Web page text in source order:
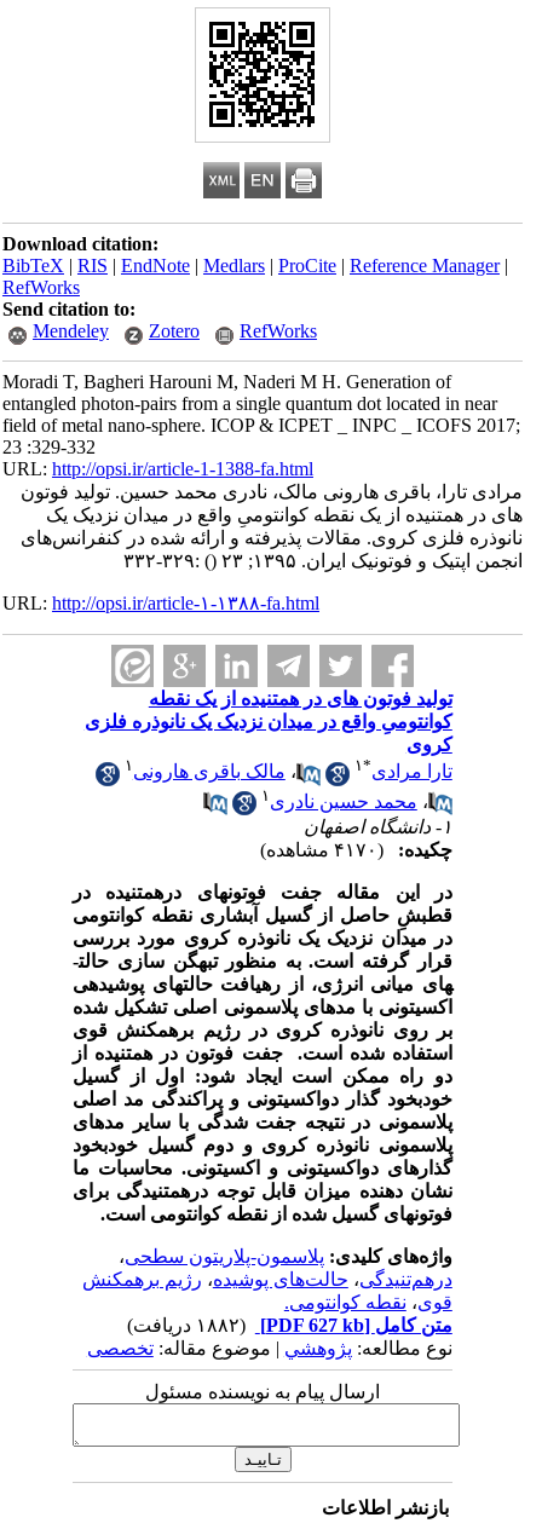
Download citation:
BibTeX|RIS|EndNote|Medlars|ProCite|Reference Manager
RefWorks
Send citation to:
Mendeley
Zotero RefWorks
Moradi T, Bagheri Harouni M, Naderi M H. Generation of
entangled photon-pairs from a single quantum dot located in near
field of metal nano-sphere. ICOP & ICPET _ INPC _ ICOFS 2017;
23 :329-332
URL:http://opsi.ir/article-1-1388-fa.html
مرادی تارا، باقری هارونی مالک، نادری محمد حسین. تولید فوتون
های در همتنیده از یک نقطه کوانتومیِ واقع در میدان نزدیک یک
نانوذره فلزی کروی. مقالات پذیرفته و ارائه شده در کنفرانس‌های
انجمن اپتیک و فوتونیک ایران. ۱۳۹۵; ۲۳
() :۳۲۹-۳۳۲
URL:http://opsi.ir/article-۱-۱۳۸۸-fa.html
تولید فوتون های در همتنیده از یک نقطه
کوانتومیِ واقع در میدان نزدیک یک نانوذره فلزی
کروی
تارا مرادی* ۱ ،مالک باقری هارونی
،محمد حسین نادری
چکیده:
در این مقاله جفت فوتون­های درهم­تنیده در
قطبشِ حاصل از گسیل آبشاری نقطه کوانتومی
در میدان نزدیک یک نانوذره کروی مورد بررسی
قرار گرفته است. به منظور تبهگن سازی حالت­
های میانی انرژی، از رهیافت حالت­های پوشیده­ی
اکسیتونی با مدهای پلاسمونی اصلی تشکیل شده
بر روی نانوذره کروی در رژیم برهم­کنش قوی
استفاده شده است. جفت فوتون در هم­تنیده از
دو راه ممکن است ایجاد شود: اول از گسیل
خودبخود گذار دواکسیتونی و پراکندگی مد اصلی
پلاسمونی در نتیجه جفت شدگی با سایر مدهای
پلاسمونی نانوذره کروی و دوم گسیل خودبخود
گذارهای دواکسیتونی و اکسیتونی. محاسبات ما
نشان دهنده میزان قابل توجه درهم­تنیدگی برای
فوتون­های گسیل شده از نقطه کوانتومی است.
واژه‌های کلیدی:پلاسمون-پلاریتون سطحی،
درهم‌تنیدگی،حالت‌های پوشیده،رژیم برهمکنش
قوی،نقطه کوانتومی.
متن کامل[PDF 627 kb]
نوع مطالعه:پژوهشي| موضوع مقاله:تخصصی
ارسال پیام به نویسنده مسئول
بازنشر اطلاعات